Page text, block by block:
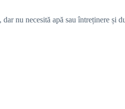
nu necesită apă sau întreținere și